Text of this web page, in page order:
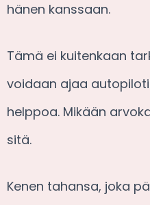
hänen kanssaan.
Tämä ei kuitenkaan
voidaan ajaa
helppoa. Mikään
sitä.
Kenen tahansa, joka